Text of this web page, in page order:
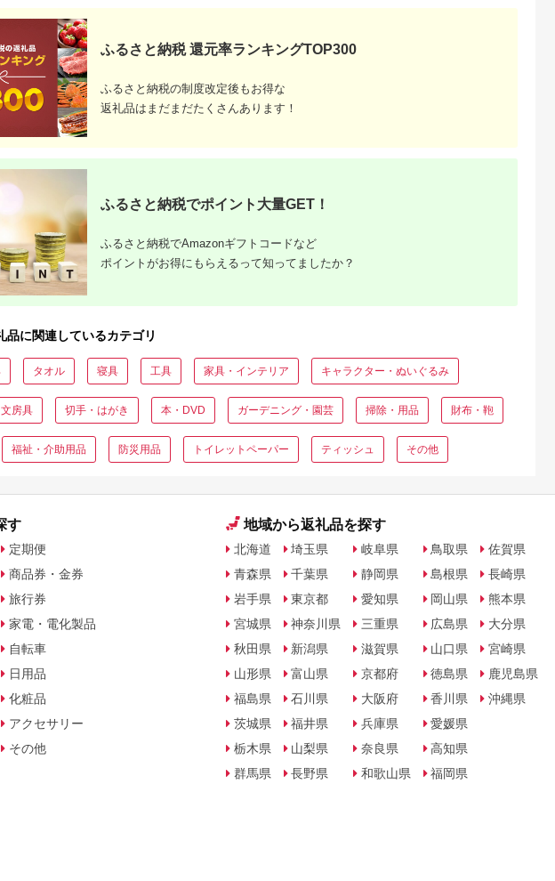
大阪府 河内長野市
観葉植物 ビカクシダ
Pegasusコルク仕立
| コウモリラン 壁
け 板付け インテリ
室内 4月-12月発送
5.0
付金額:37,000円
栃木県 小山市
リューム羊毛混 敷布
団セミダブルロング
【1098336】
5.0
長野県 飯田市
｜ 家電 美容器 電気
ギフト プレゼント 美
顔器 オススメ 人気 エ
ステ うぶ毛 VIO 肌用
5.0
愛知県 岡崎市
シニア犬用「ミンチ
北海道 紋別市
ふるさと納税 還元率ランキングTOP300
ふるさと納税の制度改定後もお得な
返礼品はまだまだたくさんあります！
ふるさと納税でポイント大量GET！
ふるさと納税でAmazonギフトコードなど
ポイントがお得にもらえるって知ってましたか？
品に関連しているカテゴリ
タオル 寝具 工具 家具・インテリア キャラクター・ぬいぐるみ
房具 切手・はがき 本・DVD ガーデニング・園芸 掃除・用品 財布・鞄
福祉・介助用品 防災用品 トイレットペーパー ティッシュ その他
す
定期便
商品券・金券
旅行券
家電・電化製品
自転車
日用品
化粧品
アクセサリー
その他
地域から返礼品を探す
北海道
青森県
岩手県
宮城県
秋田県
山形県
福島県
茨城県
栃木県
群馬県
埼玉県
千葉県
東京都
神奈川県
新潟県
富山県
石川県
福井県
山梨県
長野県
岐阜県
静岡県
愛知県
三重県
滋賀県
京都府
大阪府
兵庫県
奈良県
和歌山県
鳥取県
島根県
岡山県
広島県
山口県
徳島県
香川県
愛媛県
高知県
福岡県
佐賀県
長崎県
熊本県
大分県
宮崎県
鹿児島県
沖縄県